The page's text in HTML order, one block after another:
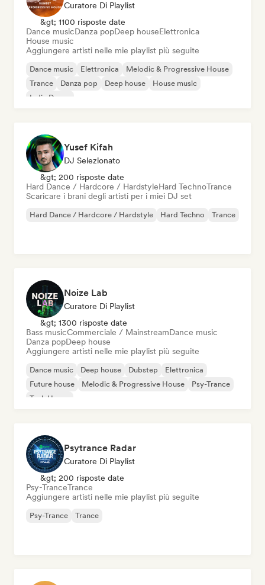
Curatore Di Playlist
&gt; 1100 risposte date
Dance musicDanza popDeep houseElettronica
House music
Aggiungere artisti nelle mie playlist più seguite
Dance music Elettronica
Melodic & Progressive House
Trance
Danza pop Deep house
House music
Indie Dance
Yusef Kifah
DJ Selezionato
&gt; 200 risposte date
Hard Dance / Hardcore / HardstyleHard TechnoTrance
Scaricare i brani degli artisti per i miei DJ set
Hard Dance / Hardcore / Hardstyle Hard Techno Trance
Noize Lab
Curatore Di Playlist
&gt; 1300 risposte date
Bass musicCommerciale / MainstreamDance music
Danza popDeep house
Aggiungere artisti nelle mie playlist più seguite
Dance music Deep house Dubstep
Elettronica
Future house
Melodic & Progressive House
Psy-Trance
Tech House
Psytrance Radar
Curatore Di Playlist
&gt; 200 risposte date
Psy-TranceTrance
Aggiungere artisti nelle mie playlist più seguite
Psy-Trance Trance